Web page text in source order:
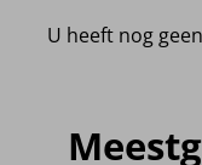
U heeft nog